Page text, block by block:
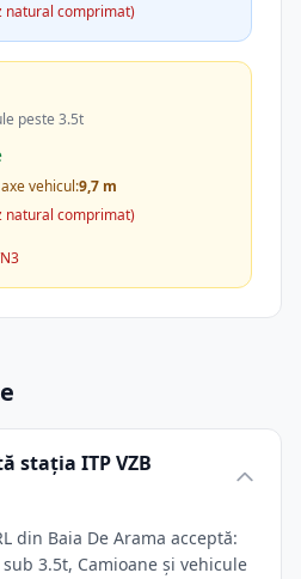
natural comprimat)
peste 3.5t
vehicul:9,7 m
natural comprimat)
stația ITP VZB
din Baia De Arama acceptă:
3.5t, Camioane și vehicule